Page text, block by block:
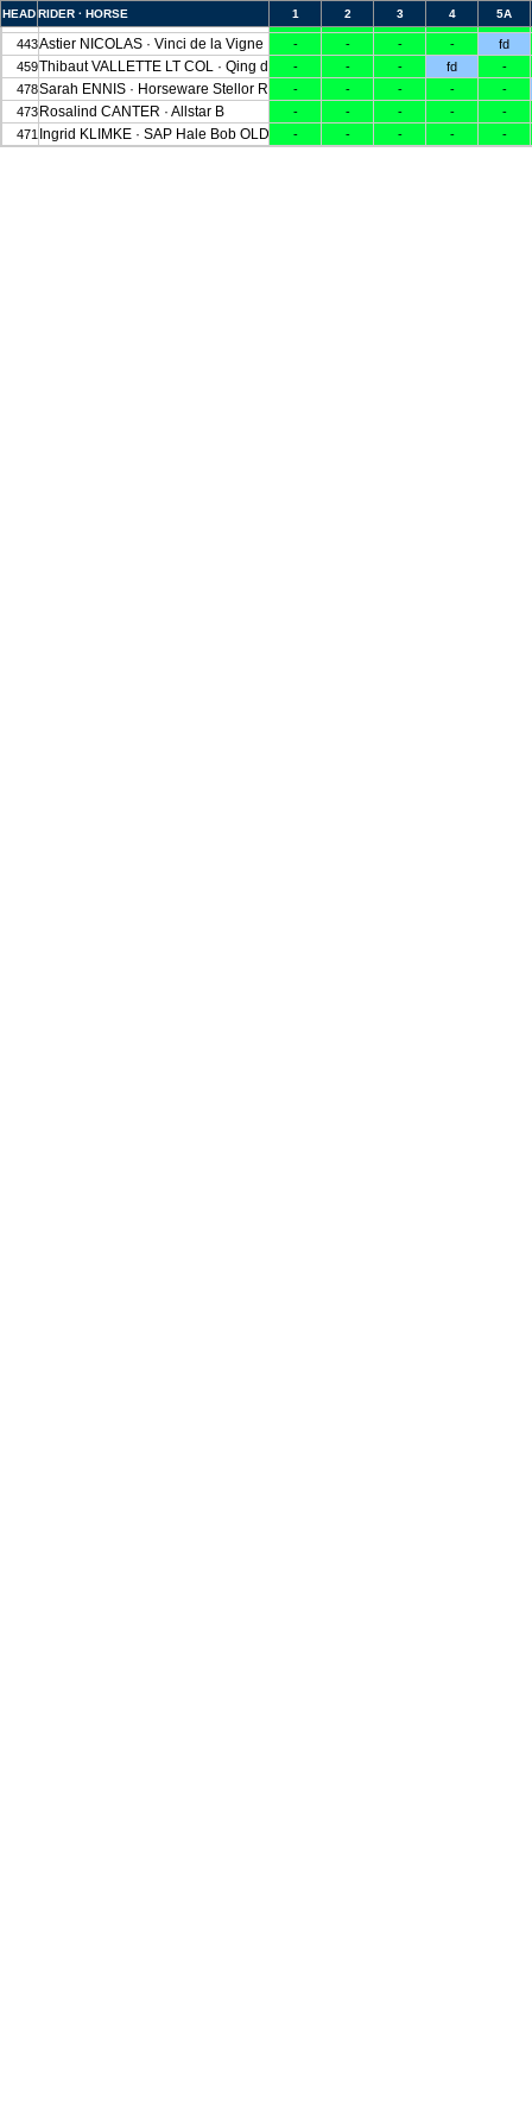
HEADRIDER · HORSE 1 2 3 4 5A
456 Tim PRICE · Cekatinka - - - -
-
443Astier NICOLAS · Vinci de la Vigne - - - -
fd
459Thibaut VALLETTE LT COL · Qing du Briot ENE HN
- - - fd
-
478Sarah ENNIS · Horseware Stellor Rebound
- - - -
-
473 Rosalind CANTER · Allstar B - - - -
-
471 Ingrid KLIMKE · SAP Hale Bob OLD - - - -
-